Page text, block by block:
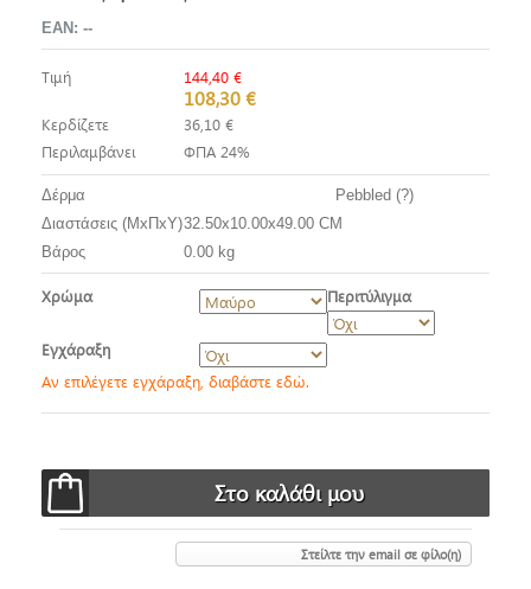
EAN: --
Τιμή 144,40 €
108,30 €
Κερδίζετε
36,10 €
Περιλαμβάνει
ΦΠΑ 24%
Δέρμα
Pebbled (?)
Διαστάσεις (ΜxΠxΥ)32.50x10.00x49.00 CM
Βάρος
0.00 kg
Χρώμα Περιτύλιγμα
Εγχάραξη
Αν επιλέγετε εγχάραξη, διαβάστε εδώ.
Στείλτε την email σε φίλο(η)